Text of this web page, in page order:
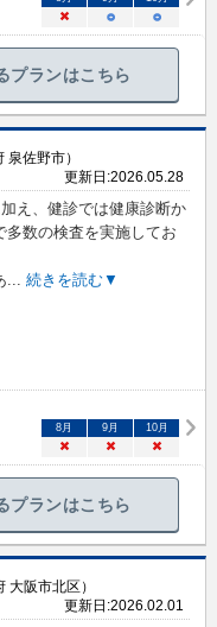
× ○ ○
プランはこちら
泉佐野市）
更新日:2026.05.28
え、健診では健康診断か
多数の検査を実施してお
続きを読む▼
8 月 9 月 10月
× × ×
プランはこちら
大阪市北区）
更新日:2026.02.01